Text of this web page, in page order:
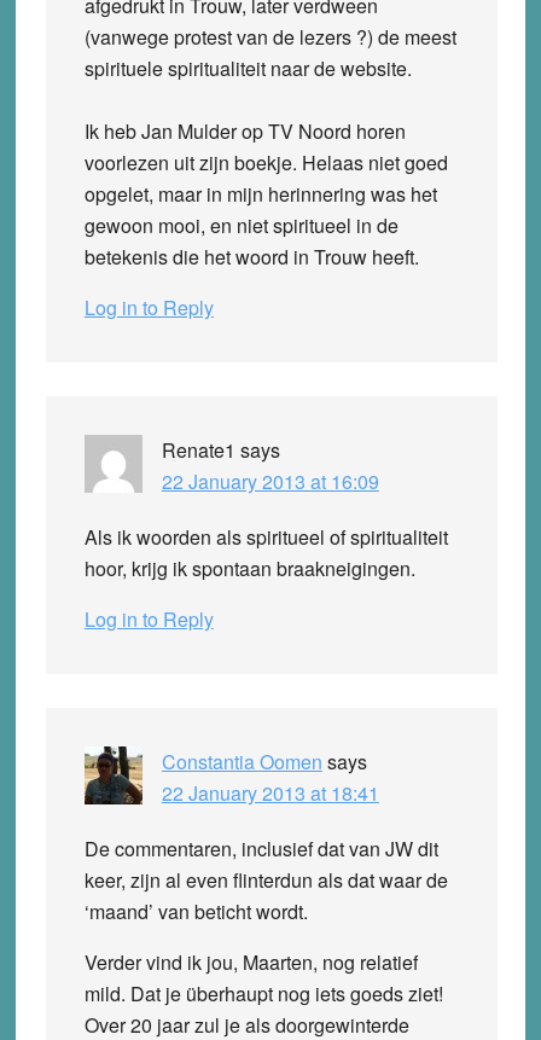
(vanwege protest van de lezers ?) de meest
spirituele spiritualiteit naar de website.
Ik heb Jan Mulder op TV Noord horen
voorlezen uit zijn boekje. Helaas niet goed
opgelet, maar in mijn herinnering was het
gewoon mooi, en niet spiritueel in de
betekenis die het woord in Trouw heeft.
Log in to Reply
Renate1 says
22 January 2013 at 16:09
Als ik woorden als spiritueel of spiritualiteit
hoor, krijg ik spontaan braakneigingen.
Log in to Reply
Constantia Oomen says
22 January 2013 at 18:41
De commentaren, inclusief dat van JW dit
keer, zijn al even flinterdun als dat waar de
‘maand’ van beticht wordt.
Verder vind ik jou, Maarten, nog relatief
mild. Dat je überhaupt nog iets goeds ziet!
Over 20 jaar zul je als doorgewinterde